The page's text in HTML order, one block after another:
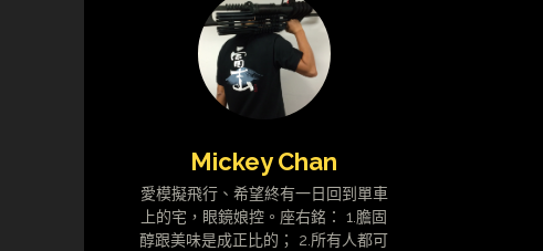
Mickey Chan
愛模擬飛行、希望終有一日回到單車
上的宅，眼鏡娘控。座右銘： 1.膽固
醇跟美味是成正比的； 2.所有人都可